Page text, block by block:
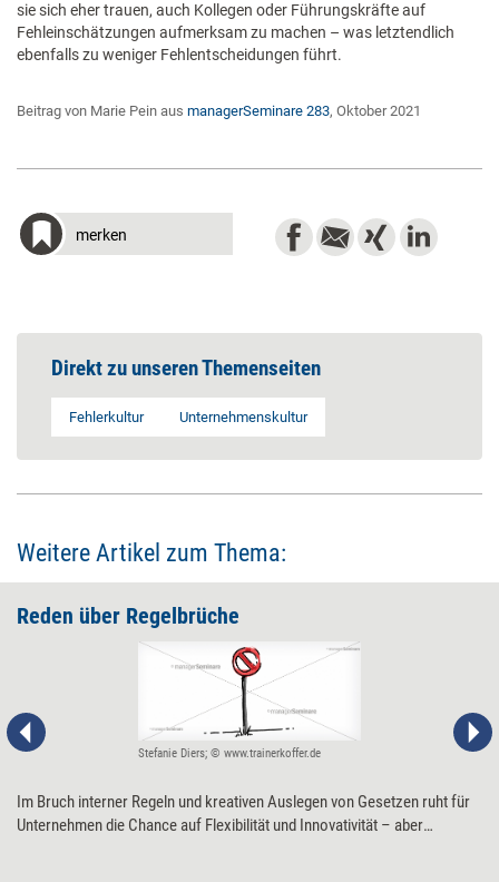
sie sich eher trauen, auch Kollegen oder Führungskräfte auf
Fehleinschätzungen aufmerksam zu machen – was letztendlich
ebenfalls zu weniger Fehlentscheidungen führt.
Beitrag von Marie Pein aus managerSeminare 283, Oktober 2021
merken
Direkt zu unseren Themenseiten
Fehlerkultur Unternehmenskultur
Weitere Artikel zum Thema:
Reden über Regelbrüche
Stefanie Diers; © www.trainerkoffer.de
Im Bruch interner Regeln und kreativen Auslegen von Gesetzen ruht für
Unternehmen die Chance auf Flexibilität und Innovativität – aber